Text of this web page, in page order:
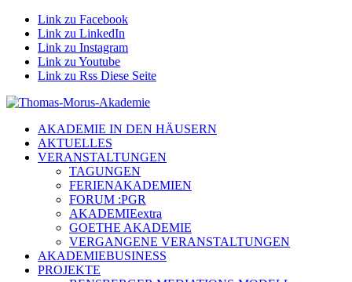
Link zu Facebook
Link zu LinkedIn
Link zu Instagram
Link zu Youtube
Link zu Rss Diese Seite
AKADEMIE IN DEN HÄUSERN
AKTUELLES
VERANSTALTUNGEN
TAGUNGEN
FERIENAKADEMIEN
FORUM :PGR
AKADEMIEextra
GOETHE AKADEMIE
VERGANGENE VERANSTALTUNGEN
AKADEMIEBUSINESS
PROJEKTE